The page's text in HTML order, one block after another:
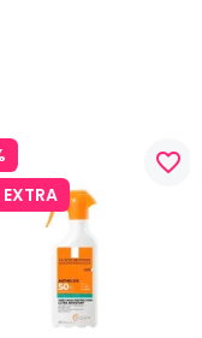
favorite_border